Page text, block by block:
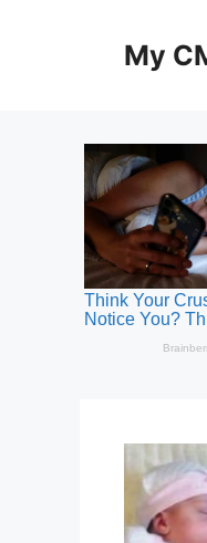
My